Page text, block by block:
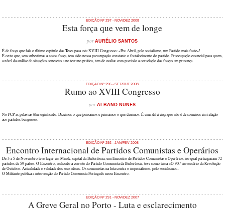
EDIÇÃO Nº 297 - NOV/DEZ 2008
Esta força que vem de longe
porAURÉLIO SANTOS
É de força que fala o último capítulo das Teses para este XVIII Congresso: «Por Abril, pelo socialismo, um Partido mais forte»!
É certo que, sem subestimar a nossa força, tem sido nossa preocupação constante o fortalecimento do partido. Preocupação essencial para quem,
a nível da análise de situações concretas e no terreno prático, tem de avaliar com precisão a correlação das forças em presença.
EDIÇÃO Nº 296 - SET/OUT 2008
Rumo ao XVIII Congresso
porALBANO NUNES
No PCP as palavras têm significado. Dizemos o que pensamos e pensamos o que dizemos. É uma diferença que não é de somenos em relação
aos partidos burgueses.
EDIÇÃO Nº 292 - JAN/FEV 2008
Encontro Internacional de Partidos Comunistas e Operários
De 3 a 5 de Novembro teve lugar em Minsk, capital da Bielorússia, um Encontro de Partidos Comunistas e Operários, no qual participaram 72
partidos de 59 países. O Encontro, realizado a convite do Partido Comunista da Bielorússia, teve como tema «O 90.º aniversário da Revolução
de Outubro. Actualidade e validade dos seus ideais. Os comunistas na luta contra o imperialismo, pelo socialismo».
O Militante publica a intervenção do Partido Comunista Português nesse Encontro.
EDIÇÃO Nº 291 - NOV/DEZ 2007
A Greve Geral no Porto - Luta e esclarecimento